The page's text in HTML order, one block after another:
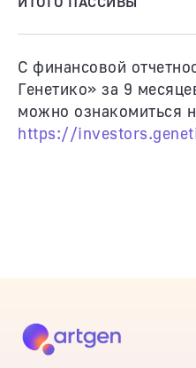
С финансовой
Генетико» за 9
можно ознакомиться
https://